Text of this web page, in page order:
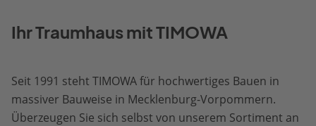
Ihr Traumhaus mit TIMOWA
Seit 1991 steht TIMOWA für hochwertiges Bauen in
massiver Bauweise in Mecklenburg-Vorpommern.
Überzeugen Sie sich selbst von unserem Sortiment an